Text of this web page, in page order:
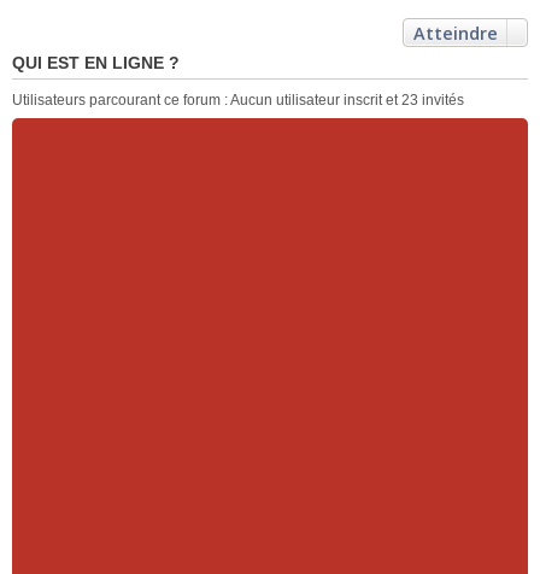
Atteindre
QUI EST EN LIGNE ?
Utilisateurs parcourant ce forum : Aucun utilisateur inscrit et 23 invités